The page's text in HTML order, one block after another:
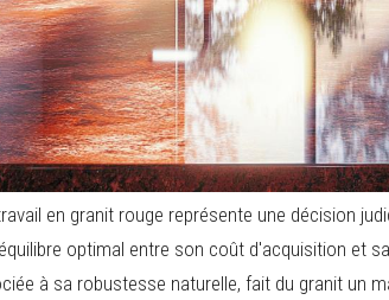
en granit rouge représente une décision
optimal entre son coût d'acquisition et
à sa robustesse naturelle, fait du granit un